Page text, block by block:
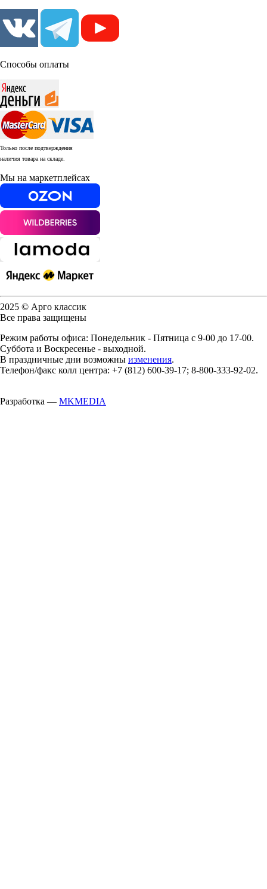
Способы оплаты
Только после подтверждения
наличия товара на складе.
Мы на маркетплейсах
2025 © Арго классик
Все права защищены
Режим работы офиса: Понедельник - Пятница с 9-00 до 17-00.
Суббота и Воскресенье - выходной.
В праздничные дни возможны изменения.
Телефон/факс колл центра: +7 (812) 600-39-17; 8-800-333-92-02.
Разработка — MKMEDIA